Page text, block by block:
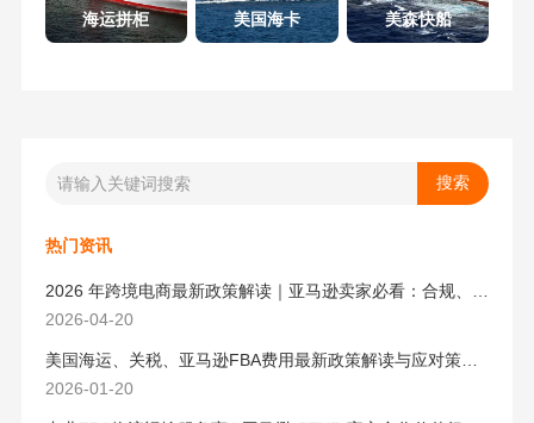
海运拼柜 美国海卡 美森快船
热门资讯
2026-04-20
美国海运、关税、亚马逊FBA费用最新政策解读与应对策略（2026版）
2026-01-20